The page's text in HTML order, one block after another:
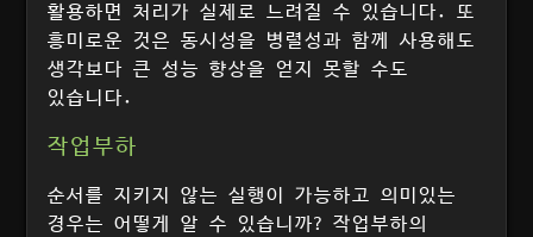
활용하면 처리가 실제로 느려질 수 있습니다. 또
흥미로운 것은 동시성을 병렬성과 함께 사용해도
생각보다 큰 성능 향상을 얻지 못할 수도
있습니다.
작업부하
순서를 지키지 않는 실행이 가능하고 의미있는
경우는 어떻게 알 수 있습니까? 작업부하의